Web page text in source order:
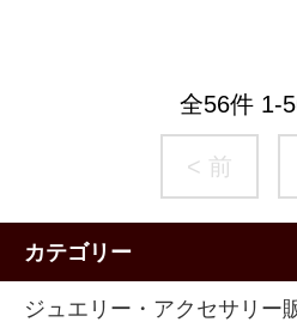
全56件 1-
< 前
カテゴリー
ジュエリー・アクセサリー